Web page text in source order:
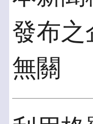
發布之
無關